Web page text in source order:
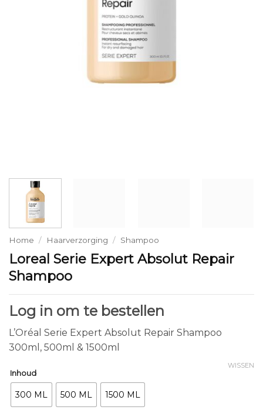
Home / Haarverzorging / Shampoo
Loreal Serie Expert Absolut Repair
Shampoo
Log in om te bestellen
L’Oréal Serie Expert Absolut Repair Shampoo
300ml, 500ml & 1500ml
Inhoud
300 ML 500 ML 1500 ML
WISSEN